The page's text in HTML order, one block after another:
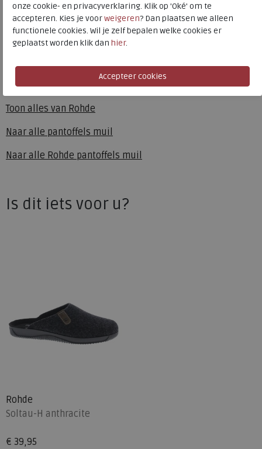
Rohde
Toon alles van Rohde
Naar alle pantoffels muil
Naar alle Rohde pantoffels muil
Materiaal
Leer
Uitneembaar voetbed
nee
Hakhoogte
1.50 cm
Is dit iets voor u?
Rohde
Soltau-H anthracite
€ 39,95
onze cookie- en privacyverklaring. Klik op 'Oké' om te
accepteren. Kies je voorweigeren? Dan plaatsen we alleen
functionele cookies. Wil je zelf bepalen welke cookies er
geplaatst worden klik dan hier.